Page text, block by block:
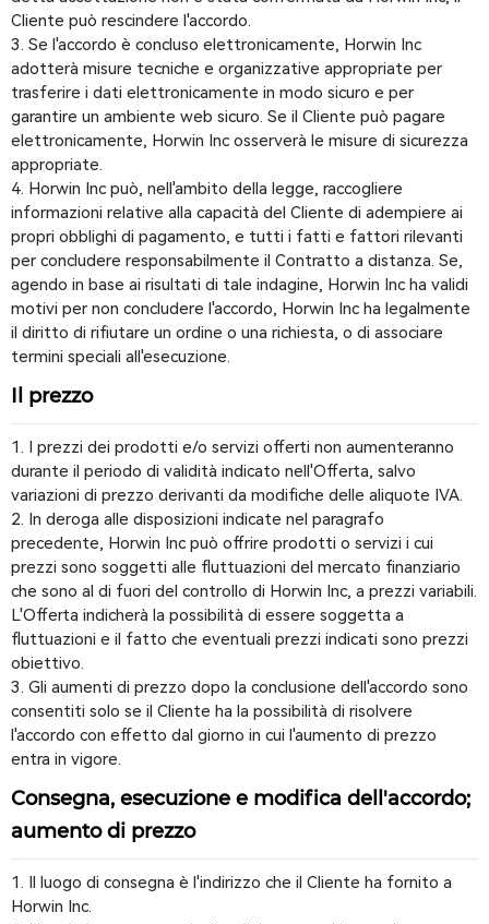
Cliente può rescindere l'accordo.
3. Se l'accordo è concluso elettronicamente, Horwin Inc
adotterà misure tecniche e organizzative appropriate per
trasferire i dati elettronicamente in modo sicuro e per
garantire un ambiente web sicuro. Se il Cliente può pagare
elettronicamente, Horwin Inc osserverà le misure di sicurezza
appropriate.
4. Horwin Inc può, nell'ambito della legge, raccogliere
informazioni relative alla capacità del Cliente di adempiere ai
propri obblighi di pagamento, e tutti i fatti e fattori rilevanti
per concludere responsabilmente il Contratto a distanza. Se,
agendo in base ai risultati di tale indagine, Horwin Inc ha validi
motivi per non concludere l'accordo, Horwin Inc ha legalmente
il diritto di rifiutare un ordine o una richiesta, o di associare
termini speciali all'esecuzione.
Il prezzo
1. I prezzi dei prodotti e/o servizi offerti non aumenteranno
durante il periodo di validità indicato nell'Offerta, salvo
variazioni di prezzo derivanti da modifiche delle aliquote IVA.
2. In deroga alle disposizioni indicate nel paragrafo
precedente, Horwin Inc può offrire prodotti o servizi i cui
prezzi sono soggetti alle fluttuazioni del mercato finanziario
che sono al di fuori del controllo di Horwin Inc, a prezzi variabili.
L'Offerta indicherà la possibilità di essere soggetta a
fluttuazioni e il fatto che eventuali prezzi indicati sono prezzi
obiettivo.
3. Gli aumenti di prezzo dopo la conclusione dell'accordo sono
consentiti solo se il Cliente ha la possibilità di risolvere
l'accordo con effetto dal giorno in cui l'aumento di prezzo
entra in vigore.
Consegna, esecuzione e modifica dell'accordo;
aumento di prezzo
1. Il luogo di consegna è l'indirizzo che il Cliente ha fornito a
Horwin Inc.